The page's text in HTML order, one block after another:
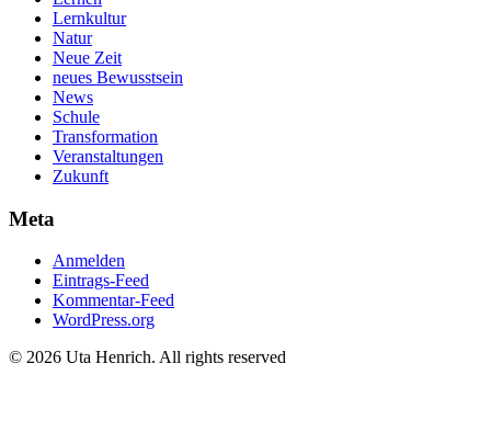
Lernkultur
Natur
Neue Zeit
neues Bewusstsein
News
Schule
Transformation
Veranstaltungen
Zukunft
Meta
Anmelden
Eintrags-Feed
Kommentar-Feed
WordPress.org
© 2026 Uta Henrich. All rights reserved